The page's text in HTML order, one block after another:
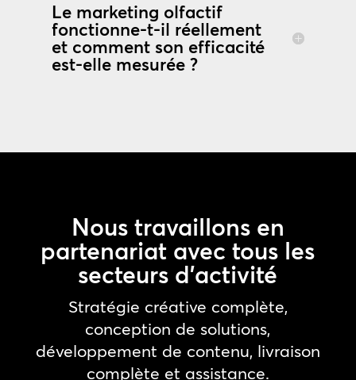
Le marketing olfactif
fonctionne-t-il réellement
et comment son efficacité
est-elle mesurée ?
Nous travaillons en
partenariat avec tous les
secteurs d’activité
Stratégie créative complète,
conception de solutions,
développement de contenu, livraison
complète et assistance.